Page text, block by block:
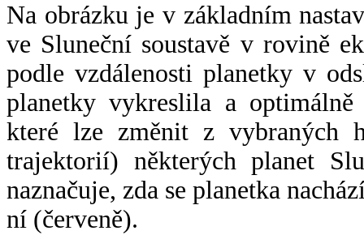
Na obrázku je v základním
ve Sluneční soustavě v rovině
podle vzdálenosti planetky v
planetky vykreslila a
které lze změnit z vybraných
trajektorií) některých planet
naznačuje, zda se planetka
ní (červeně).